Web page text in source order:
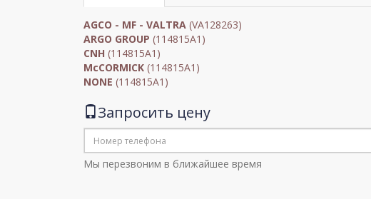
AGCO - MF - VALTRA (VA128263)
ARGO GROUP (114815A1)
CNH (114815A1)
McCORMICK (114815A1)
NONE (114815A1)
Запросить цену
Мы перезвоним в ближайшее время